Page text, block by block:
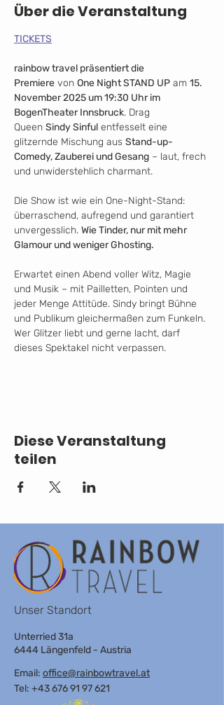
Über die Veranstaltung
TICKETS
rainbow travel präsentiert die
Premiere von One Night STAND UP am 15.
November 2025 um 19:30 Uhr im
BogenTheater Innsbruck. Drag
Queen Sindy Sinful entfesselt eine
glitzernde Mischung aus Stand-up-
Comedy, Zauberei und Gesang – laut, frech
und unwiderstehlich charmant.
Die Show ist wie ein One-Night-Stand:
überraschend, aufregend und garantiert
unvergesslich. Wie Tinder, nur mit mehr
Glamour und weniger Ghosting.
Erwartet einen Abend voller Witz, Magie
und Musik – mit Pailletten, Pointen und
jeder Menge Attitüde. Sindy bringt Bühne
und Publikum gleichermaßen zum Funkeln.
Wer Glitzer liebt und gerne lacht, darf
dieses Spektakel nicht verpassen.
Diese Veranstaltung
teilen
Unser Standort
Unterried 31a
6444 Längenfeld - Austria
Email: office@rainbowtravel.at
Tel: +43 676 91 97 621